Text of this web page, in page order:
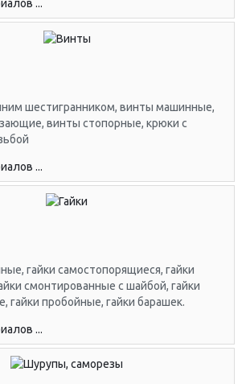
...
шестигранником, винты машинные,
винты стопорные, крюки с
...
гайки самостопорящиеся, гайки
смонтированные с шайбой, гайки
гайки пробойные, гайки барашек.
...